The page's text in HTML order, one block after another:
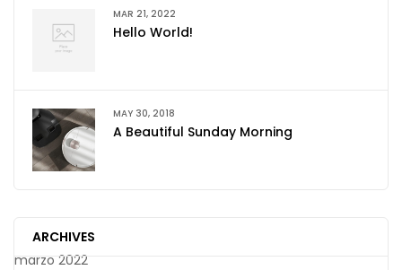
MAR 21, 2022
Hello World!
MAY 30, 2018
A Beautiful Sunday Morning
ARCHIVES
marzo 2022